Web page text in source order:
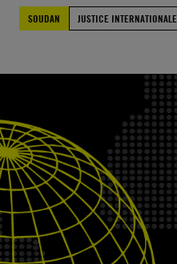
SOUDAN
JUSTICE INTERNATIONALE